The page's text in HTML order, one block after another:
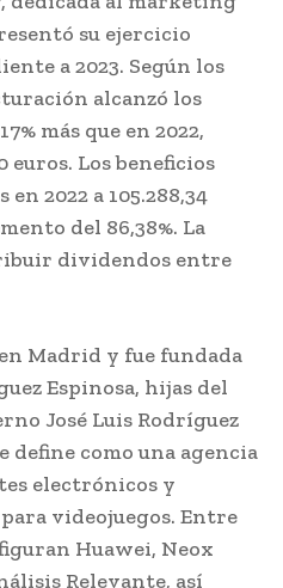
su ejercicio
a 2023. Según los
alcanzó los
más que en 2022,
euros. Los beneficios
2022 a 105.288,34
del 86,38%. La
dividendos entre
Madrid y fue fundada
Espinosa, hijas del
José Luis Rodríguez
define como una agencia
electrónicos y
videojuegos. Entre
Huawei, Neox
Relevante, así